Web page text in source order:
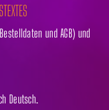
und AGB) und
Deutsch.